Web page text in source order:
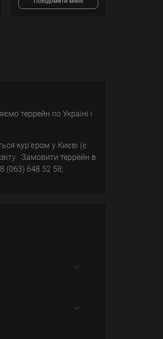
террейн по Україні і
кур'єром у Києві (є
Замовити террейн в
(063) 648 52 58;